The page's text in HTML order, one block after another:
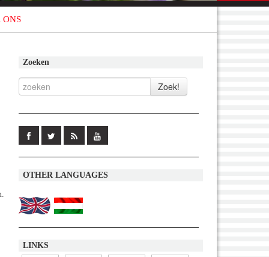
ONS
Zoeken
OTHER LANGUAGES
LINKS